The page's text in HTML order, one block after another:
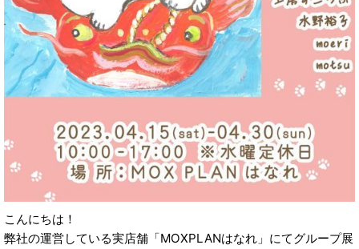
こんにちは！
弊社の運営している実店舗「MOXPLANはなれ」にてグループ展